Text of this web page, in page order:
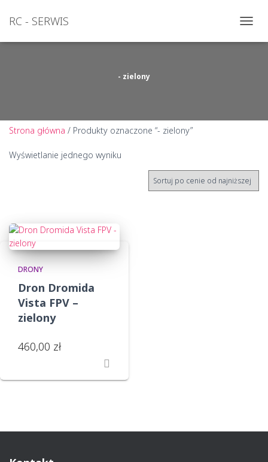
RC - SERWIS
- zielony
Strona główna / Produkty oznaczone “- zielony”
Wyświetlanie jednego wyniku
DRONY
Dron Dromida
Vista FPV –
zielony
460,00 zł